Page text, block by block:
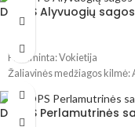
DROPS Alyvuogių sagos
Pagaminta: Vokietija
Žaliavinės medžiagos kilmė:
DROPS Perlamutrinės